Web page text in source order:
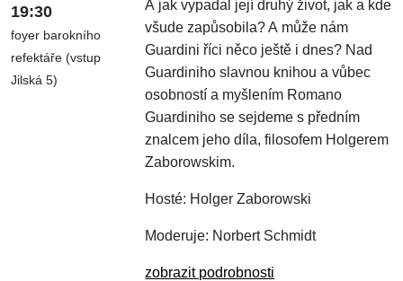
19:30
foyer barokního
refektáře (vstup
Jilská 5)
A jak vypadal její druhý život, jak a kde
všude zapůsobila? A může nám
Guardini říci něco ještě i dnes? Nad
Guardiniho slavnou knihou a vůbec
osobností a myšlením Romano
Guardiniho se sejdeme s předním
znalcem jeho díla, filosofem Holgerem
Zaborowskim.
Hosté: Holger Zaborowski
Moderuje: Norbert Schmidt
zobrazit podrobnosti